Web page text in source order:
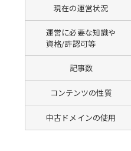
現在の運営状況
運営に必要な知識や
資格/許認可等
記事数
コンテンツの性質
中古ドメインの使用